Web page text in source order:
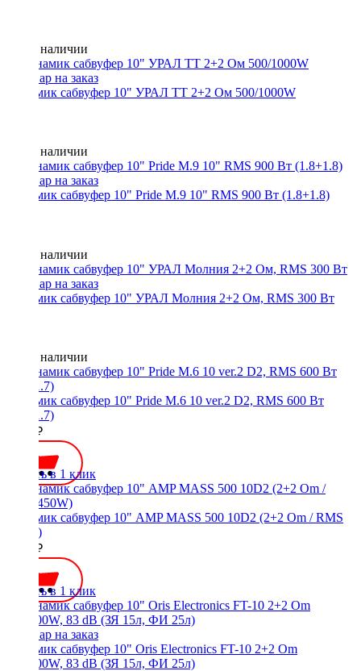
Нет в наличии
Динамик сабвуфер 10" УРАЛ ТТ 2+2 Ом 500/1000W
Нет в наличии
Динамик сабвуфер 10" Pride M.9 10" RMS 900 Вт (1.8+1.8)
Нет в наличии
Динамик сабвуфер 10" УРАЛ Молния 2+2 Ом, RMS 300 Вт
Нет в наличии
Динамик сабвуфер 10" Pride M.6 10 ver.2 D2, RMS 600 Вт
(1.7+1.7)
7850 ₽
Купить в 1 клик
Динамик сабвуфер 10" AMP MASS 500 10D2 (2+2 Om / RMS
450W)
6700 ₽
Купить в 1 клик
Динамик сабвуфер 10" Oris Electronics FT-10 2+2 Om
300/600W, 83 dB (ЗЯ 15л, ФИ 25л)